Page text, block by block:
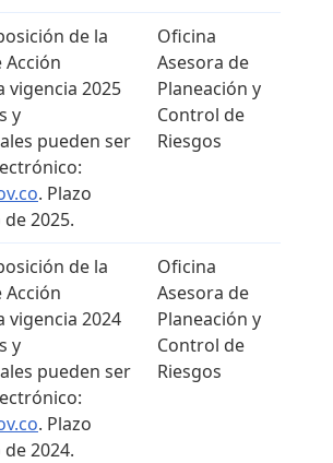
de la
Acción
vigencia 2025
y
pueden ser
. Plazo
2025.
Oficina
Asesora de
Planeación y
Control de
Riesgos
de la
Acción
vigencia 2024
y
pueden ser
. Plazo
2024.
Oficina
Asesora de
Planeación y
Control de
Riesgos